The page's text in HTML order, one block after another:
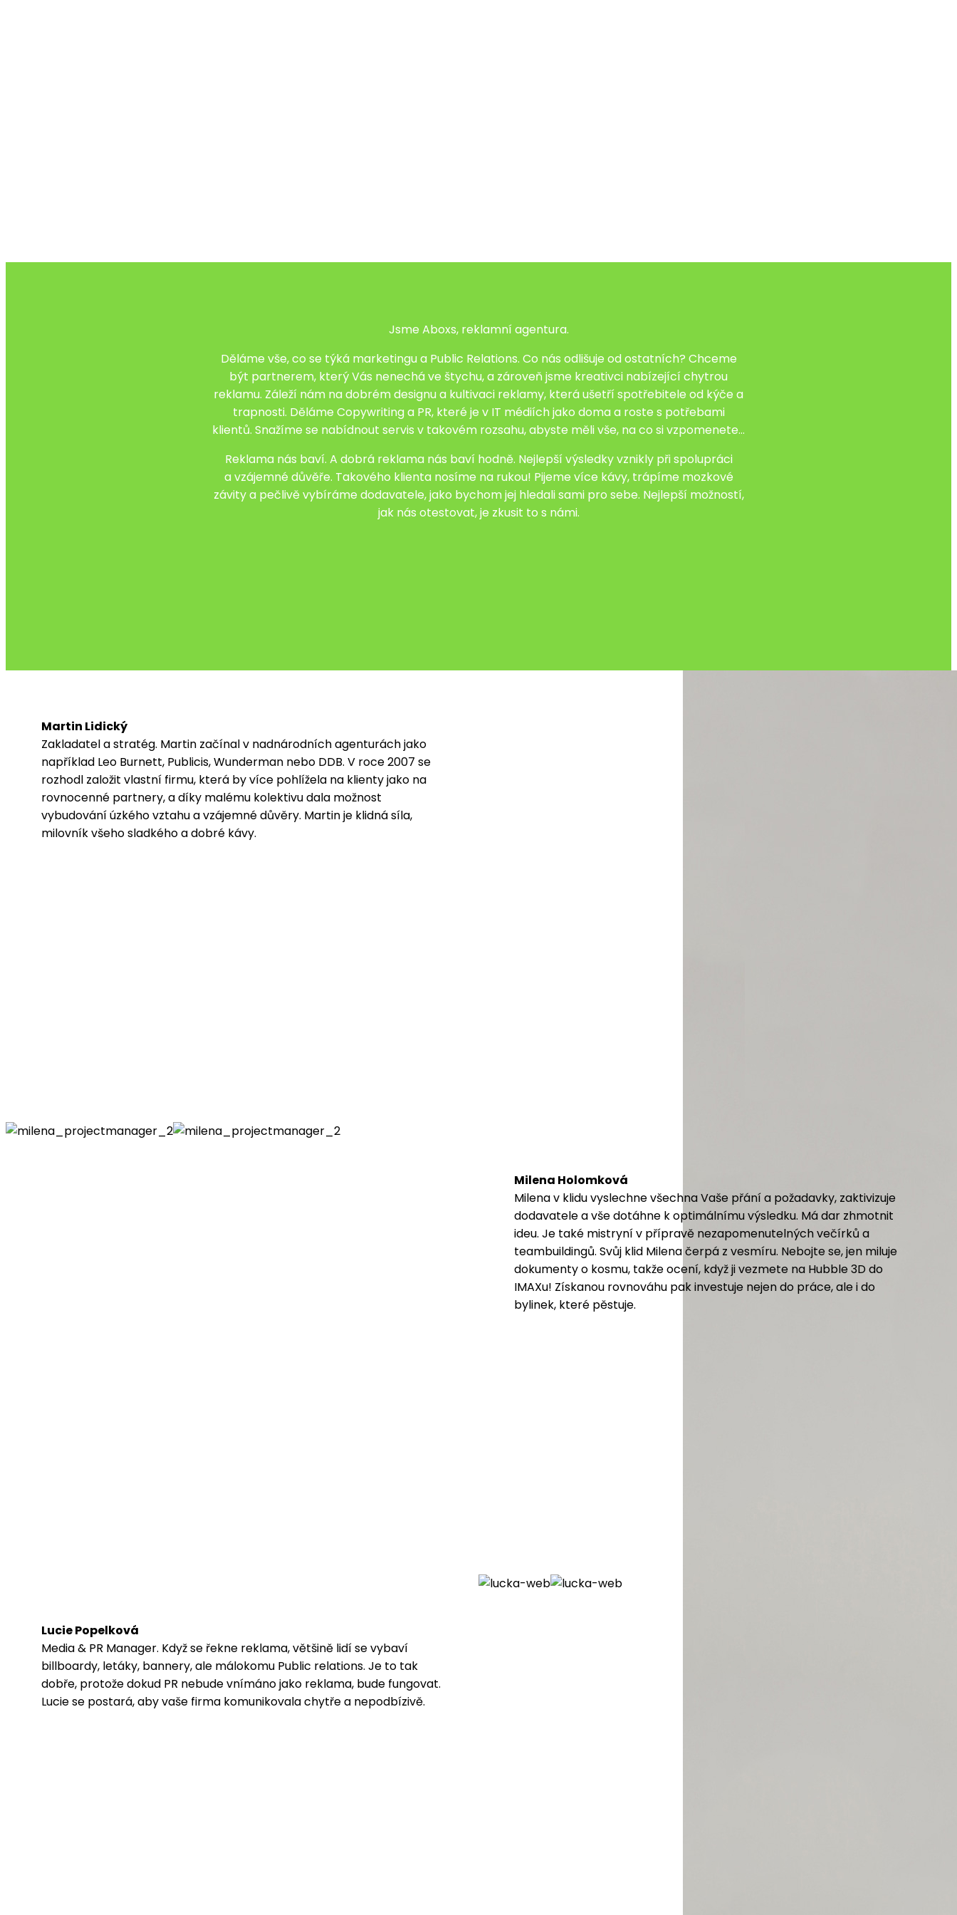
Jsme Aboxs, reklamní agentura.
Děláme vše, co se týká marketingu a Public Relations. Co nás odlišuje od ostatních? Chceme
být partnerem, který Vás nenechá ve štychu, a zároveň jsme kreativci nabízející chytrou
reklamu. Záleží nám na dobrém designu a kultivaci reklamy, která ušetří spotřebitele od kýče a
trapnosti. Děláme Copywriting a PR, které je v IT médiích jako doma a roste s potřebami
klientů. Snažíme se nabídnout servis v takovém rozsahu, abyste měli vše, na co si vzpomenete…
Reklama nás baví. A dobrá reklama nás baví hodně. Nejlepší výsledky vznikly při spolupráci
a vzájemné důvěře. Takového klienta nosíme na rukou! Pijeme více kávy, trápíme mozkové
závity a pečlivě vybíráme dodavatele, jako bychom jej hledali sami pro sebe. Nejlepší možností,
jak nás otestovat, je zkusit to s námi.
Martin Lidický
Zakladatel a stratég. Martin začínal v nadnárodních agenturách jako
například Leo Burnett, Publicis, Wunderman nebo DDB. V roce 2007 se
rozhodl založit vlastní firmu, která by více pohlížela na klienty jako na
rovnocenné partnery, a díky malému kolektivu dala možnost
vybudování úzkého vztahu a vzájemné důvěry. Martin je klidná síla,
milovník všeho sladkého a dobré kávy.
Milena Holomková
Milena v klidu vyslechne všechna Vaše přání a požadavky, zaktivizuje
dodavatele a vše dotáhne k optimálnímu výsledku. Má dar zhmotnit
ideu. Je také mistryní v přípravě nezapomenutelných večírků a
teambuildingů. Svůj klid Milena čerpá z vesmíru. Nebojte se, jen miluje
dokumenty o kosmu, takže ocení, když ji vezmete na Hubble 3D do
IMAXu! Získanou rovnováhu pak investuje nejen do práce, ale i do
bylinek, které pěstuje.
Lucie Popelková
Media & PR Manager. Když se řekne reklama, většině lidí se vybaví
billboardy, letáky, bannery, ale málokomu Public relations. Je to tak
dobře, protože dokud PR nebude vnímáno jako reklama, bude fungovat.
Lucie se postará, aby vaše firma komunikovala chytře a nepodbízivě.